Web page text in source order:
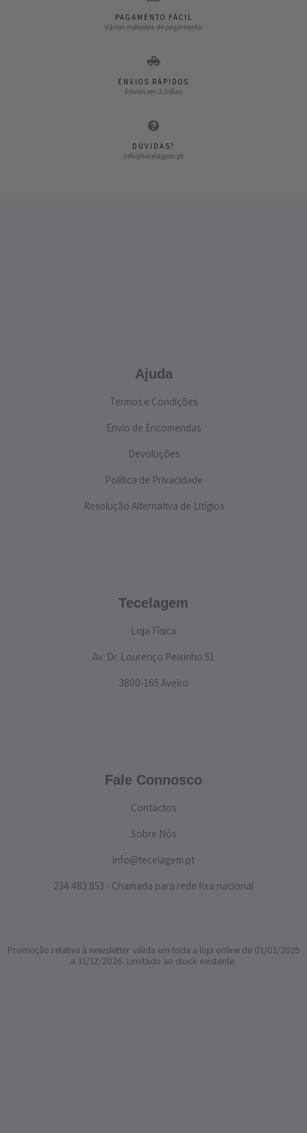
PAGAMENTO FÁCIL
Vários métodos de pagamento
ENVIOS RÁPIDOS
Envios em 2-3 dias
DÚVIDAS?
info@tecelagem.pt
Ajuda
Termos e Condições
Envio de Encomendas
Devoluções
Política de Privacidade
Resolução Alternativa de Litígios
Tecelagem
Loja Física
Av. Dr. Lourenço Peixinho 51
3800-165 Aveiro
Fale Connosco
Contactos
Sobre Nós
info@tecelagem.pt
234 483 853 - Chamada para rede fixa nacional
Promoção relativa à newsletter válida em toda a loja online de 01/01/2025
a 31/12/2026. Limitado ao stock existente.